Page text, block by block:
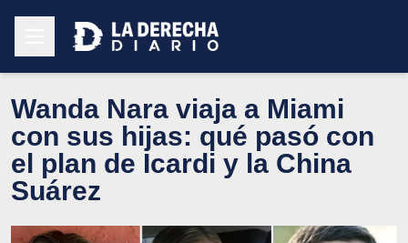
Wanda Nara viaja a Miami
con sus hijas: qué pasó con
el plan de Icardi y la China
Suárez